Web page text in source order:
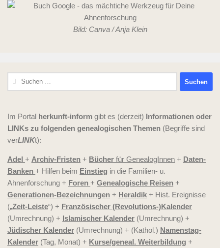
Bild: Canva / Anja Klein
Suchen
nach:
Im Portal herkunft-inform gibt es (derzeit) Informationen oder
LINKs zu folgenden genealogischen Themen (Begriffe sind
verLINKt):
Adel + Archiv-Fristen + Bücher für GenealogInnen + Daten-
Banken + Hilfen beim Einstieg in die Familien- u.
Ahnenforschung + Foren + Genealogische Reisen +
Generationen-Bezeichnungen + Heraldik + Hist. Ereignisse
(„Zeit-Leiste“) + Französischer (Revolutions-)Kalender
(Umrechnung) + Islamischer Kalender (Umrechnung) +
Jüdischer Kalender (Umrechnung) + (Kathol.) Namenstag-
Kalender (Tag, Monat) + Kurse/geneal. Weiterbildung +